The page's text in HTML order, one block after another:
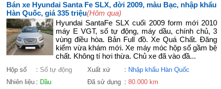
Bán xe Hyundai Santa Fe SLX, đời 2009, màu Bạc, nhập khẩu
Hàn Quốc, giá 335 triệu(Hôm qua)
Hyundai SantaFe SLX cuối 2009 form mới 2010
máy E VGT, số tự động, máy dầu, chính chủ, 3
vùng điều hòa. Bản Full đồ. Xe Quá Chất. Đăng
kiểm vừa khám mới. Xe máy móc hộp số gầm bệ
chất. Không tí hơi thừa. Chủ xe đã vào đầ...
Hộp số : Số tự động Xuất xứ : Nhập khẩu Hàn Quốc
Nhiên liệu : Dầu Đã sử dụng : 80.000 km